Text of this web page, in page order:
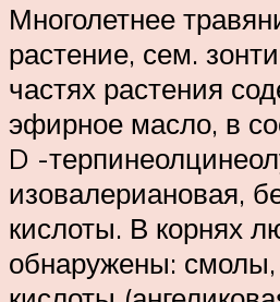
Многолетнее
растение, сем.
частях растения
эфирное масло, в
D -
изовалериановая,
кислоты. В корнях
обнаружены: смолы,